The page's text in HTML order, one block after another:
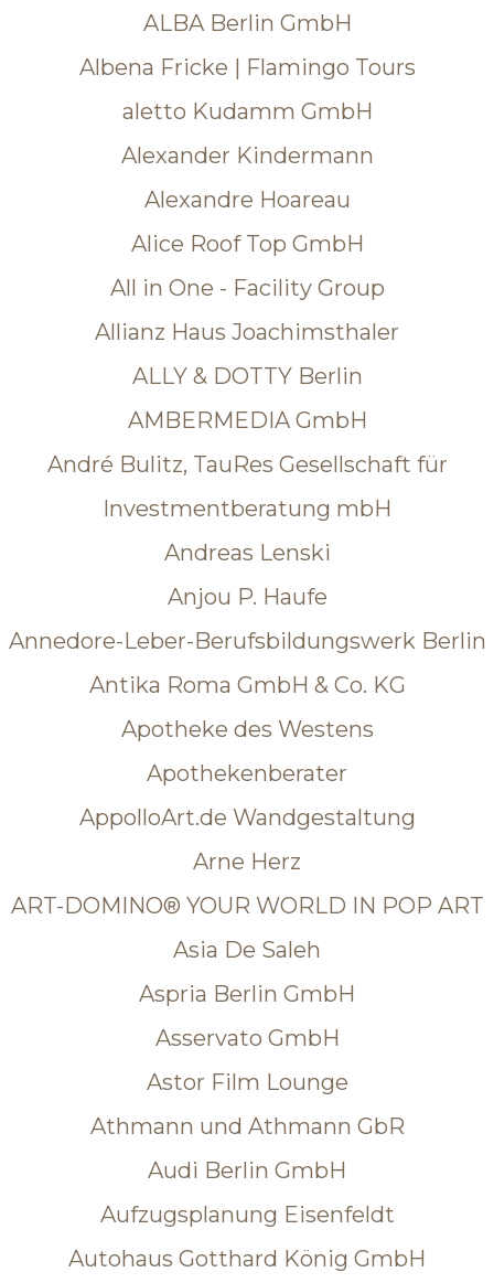
ALBA Berlin GmbH
Albena Fricke | Flamingo Tours
aletto Kudamm GmbH
Alexander Kindermann
Alexandre Hoareau
Alice Roof Top GmbH
All in One - Facility Group
Allianz Haus Joachimsthaler
ALLY & DOTTY Berlin
AMBERMEDIA GmbH
André Bulitz, TauRes Gesellschaft für
Investmentberatung mbH
Andreas Lenski
Anjou P. Haufe
Annedore-Leber-Berufsbildungswerk Berlin
Antika Roma GmbH & Co. KG
Apotheke des Westens
Apothekenberater
AppolloArt.de Wandgestaltung
Arne Herz
ART-DOMINO® YOUR WORLD IN POP ART
Asia De Saleh
Aspria Berlin GmbH
Asservato GmbH
Astor Film Lounge
Athmann und Athmann GbR
Audi Berlin GmbH
Aufzugsplanung Eisenfeldt
Autohaus Gotthard König GmbH